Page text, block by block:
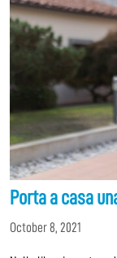
Porta a casa
October 8, 2021